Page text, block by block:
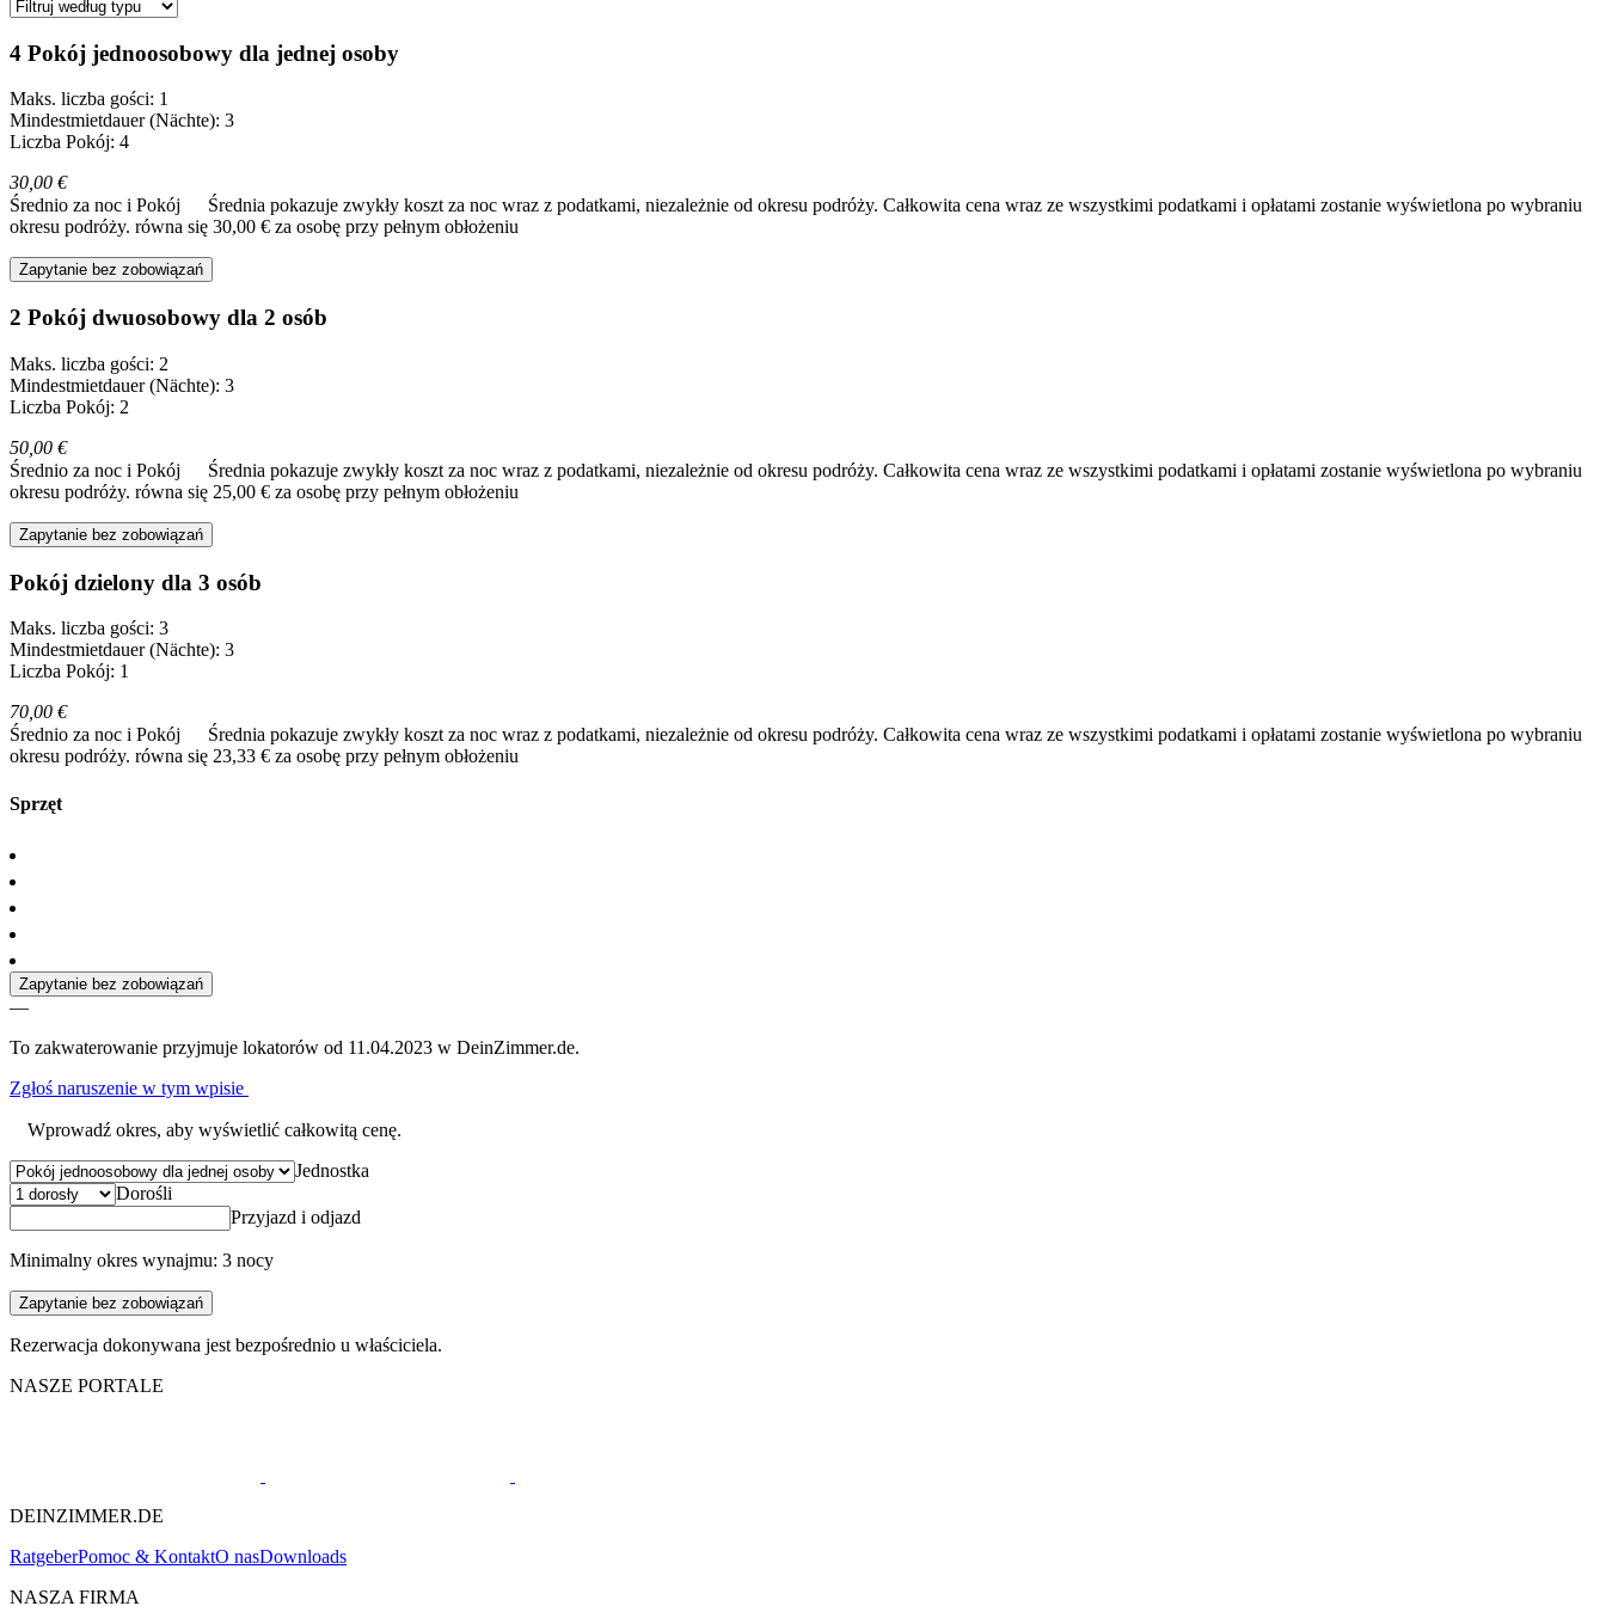
4 Pokój jednoosobowy dla jednej osoby
Maks. liczba gości: 1
Mindestmietdauer (Nächte): 3
Liczba Pokój: 4
30,00 €
Średnio za noc i Pokój
Średnia pokazuje zwykły koszt za noc wraz z podatkami, niezależnie od okresu podróży. Całkowita cena wraz ze wszystkimi podatkami i opłatami zostanie wyświetlona po wybraniu
okresu podróży. równa się 30,00 € za osobę przy pełnym obłożeniu
Zapytanie bez zobowiązań
2 Pokój dwuosobowy dla 2 osób
Maks. liczba gości: 2
Mindestmietdauer (Nächte): 3
Liczba Pokój: 2
50,00 €
Średnio za noc i Pokój
Średnia pokazuje zwykły koszt za noc wraz z podatkami, niezależnie od okresu podróży. Całkowita cena wraz ze wszystkimi podatkami i opłatami zostanie wyświetlona po wybraniu
okresu podróży. równa się 25,00 € za osobę przy pełnym obłożeniu
Zapytanie bez zobowiązań
Pokój dzielony dla 3 osób
Maks. liczba gości: 3
Mindestmietdauer (Nächte): 3
Liczba Pokój: 1
70,00 €
Średnio za noc i Pokój
Średnia pokazuje zwykły koszt za noc wraz z podatkami, niezależnie od okresu podróży. Całkowita cena wraz ze wszystkimi podatkami i opłatami zostanie wyświetlona po wybraniu
okresu podróży. równa się 23,33 € za osobę przy pełnym obłożeniu
Sprzęt
Zapytanie bez zobowiązań
—
To zakwaterowanie przyjmuje lokatorów od 11.04.2023 w DeinZimmer.de.
Zgłoś naruszenie w tym wpisie
Wprowadź okres, aby wyświetlić całkowitą cenę.
Jednostka
Dorośli
Przyjazd i odjazd
Minimalny okres wynajmu: 3 nocy
Zapytanie bez zobowiązań
Rezerwacja dokonywana jest bezpośrednio u właściciela.
NASZE PORTALE
DEINZIMMER.DE
RatgeberPomoc & KontaktO nasDownloads
NASZA FIRMA